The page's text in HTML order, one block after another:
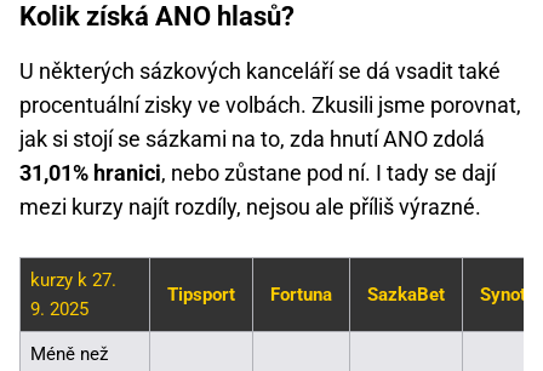
Kolik získá ANO hlasů?
U některých sázkových kanceláří se dá vsadit také
procentuální zisky ve volbách. Zkusili jsme porovnat,
jak si stojí se sázkami na to, zda hnutí ANO zdolá
31,01% hranici, nebo zůstane pod ní. I tady se dají
mezi kurzy najít rozdíly, nejsou ale příliš výrazné.
kurzy k 27.
9. 2025
Tipsport Fortuna SazkaBet
Méně než